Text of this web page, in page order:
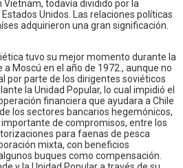
Vietnam, todavía dividido por la
Unidos. Las relaciones políticas
adquirieron una gran significación.
tuvo su mejor momento durante la
Moscú en el año de 1972., aunque no
por parte de los dirigentes soviéticos
la Unidad Popular, lo cual impidió el
financiera que ayudara a Chile
los sectores bancarios hegemónicos,
de compromisos, entre los
para faenas de pesca
mixta, con beneficios
buques como compensación.